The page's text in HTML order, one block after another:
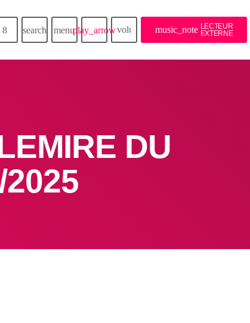
search menuplay_arrowvolume_upmusic_note LECTEUR
EXTERNE
DU